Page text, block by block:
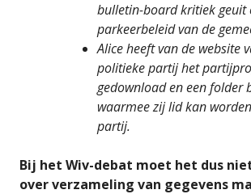
bulletin-board kritiek geuit
parkeerbeleid van de
Alice heeft van de website
politieke partij het
gedownload en een folder
waarmee zij lid kan
partij.
Bij het Wiv-debat moet het dus
over verzameling van gegevens